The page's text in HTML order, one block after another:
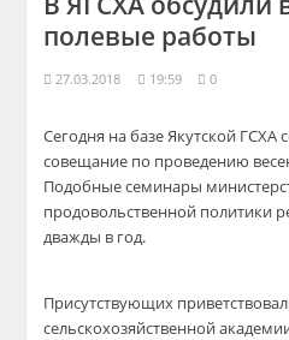
полевые работы
27.03.2018 19:59 0
Сегодня на базе Якутской ГСХА
совещание по проведению
Подобные семинары
продовольственной политики
дважды в год.
Присутствующих
сельскохозяйственной